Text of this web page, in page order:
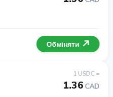
Обміняти
1 USDC =
1.36 CAD